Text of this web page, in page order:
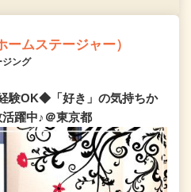
ムステージャー）
ジング
験OK◆「好き」の気持ちか
躍中♪＠東京都